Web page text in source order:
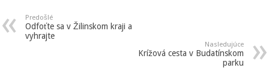
Predošlé
Odfoťte sa v Žilinskom kraji a
vyhrajte
Nasledujúce
Krížová cesta v Budatínskom
parku